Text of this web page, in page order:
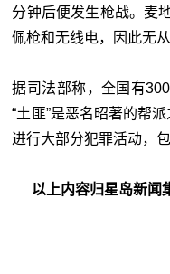
分钟后便发生枪战。麦
佩枪和无线电，因此无从
据司法部称，全国有
“土匪”是恶名昭著的帮
进行大部分犯罪活动，
以上内容归星岛新闻